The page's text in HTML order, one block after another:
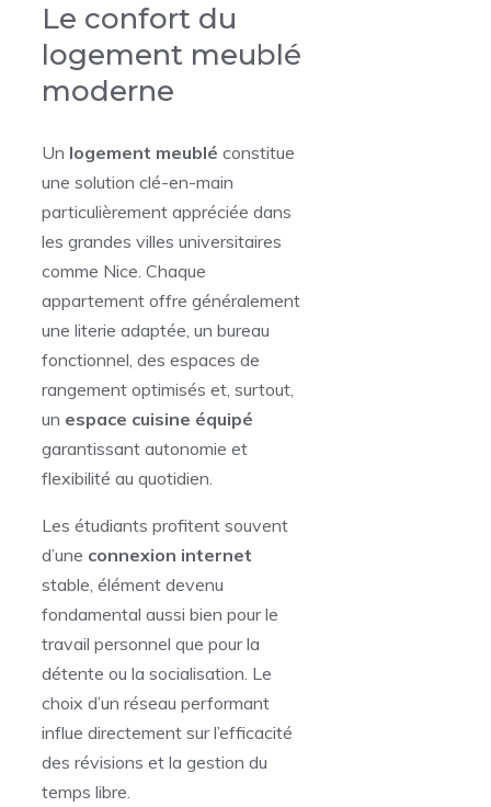
Le confort du
logement meublé
moderne
Un logement meublé constitue
une solution clé-en-main
particulièrement appréciée dans
les grandes villes universitaires
comme Nice. Chaque
appartement offre généralement
une literie adaptée, un bureau
fonctionnel, des espaces de
rangement optimisés et, surtout,
un espace cuisine équipé
garantissant autonomie et
flexibilité au quotidien.
Les étudiants profitent souvent
d’une connexion internet
stable, élément devenu
fondamental aussi bien pour le
travail personnel que pour la
détente ou la socialisation. Le
choix d’un réseau performant
influe directement sur l’efficacité
des révisions et la gestion du
temps libre.